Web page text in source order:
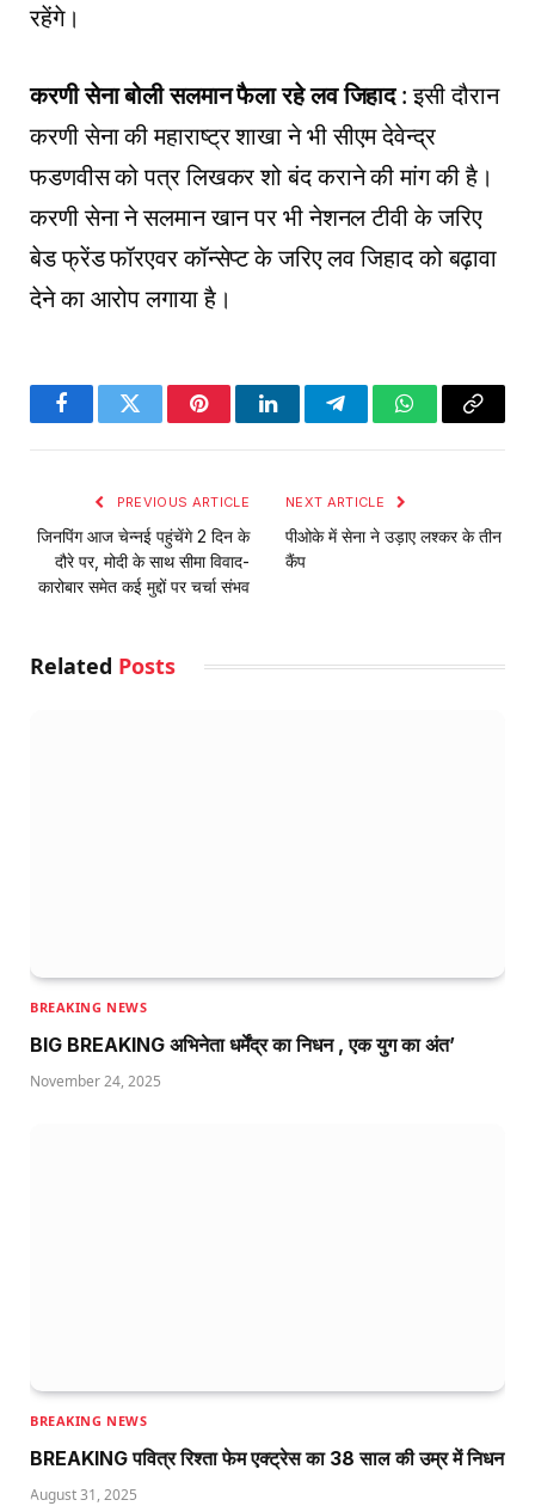
रहेंगे।
करणी सेना बोली सलमान फैला रहे लव जिहाद: इसी दौरान
करणी सेना की महाराष्ट्र शाखा ने भी सीएम देवेन्द्र
फडणवीस को पत्र लिखकर शो बंद कराने की मांग की है।
करणी सेना ने सलमान खान पर भी नेशनल टीवी के जरिए
बेड फ्रेंड फॉरएवर कॉन्सेप्ट के जरिए लव जिहाद को बढ़ावा
देने का आरोप लगाया है।
FacebookTwitter PinterestLinkedInTelegramWhatsApp
Copy
PREVIOUS ARTICLE
जिनपिंग आज चेन्नई पहुंचेंगे 2 दिन के
दौरे पर, मोदी के साथ सीमा विवाद-
कारोबार समेत कई मुद्दों पर चर्चा संभव
NEXT ARTICLE
पीओके में सेना ने उड़ाए लश्कर के तीन
कैंप
Related Posts
BREAKING NEWS
BIG BREAKING अभिनेता धर्मेंद्र का निधन , एक युग का अंत’
November 24, 2025
BREAKING NEWS
BREAKING पवित्र रिश्ता फेम एक्ट्रेस का 38 साल की उम्र में निधन
August 31, 2025